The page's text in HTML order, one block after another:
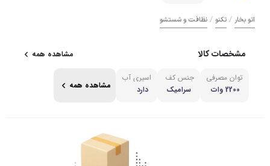
اتو بخار / تکنو / نظافت و شستشو
مشخصات کالا مشاهده همه
توان مصرفی
2200 وات
جنس کف
سرامیک
اسپری آب
دارد
مشاهده همه